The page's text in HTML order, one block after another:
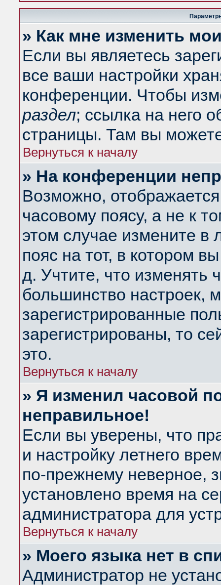
» Как мне изменить
Если вы являетесь
все ваши настройки
конференции. Чтобы
раздел; ссылка на него
страницы. Там вы
Вернуться к началу
» На конференции
Возможно,
часовому поясу, а не к
этом случае измените в
пояс на тот, в котором
д. Учтите, что изменять
большинство настроек,
зарегистрированные
зарегистрированы, то
это.
Вернуться к началу
» Я изменил часовой
неправильное!
Если вы уверены, что
и настройку летнего
по-прежнему неверное,
установлено время на
администратора для
Вернуться к началу
» Моего языка нет в
Администратор не